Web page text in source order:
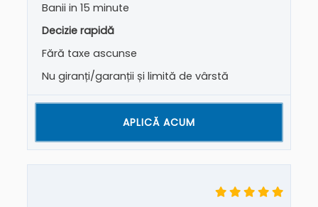
Banii in 15 minute
Decizie rapidă
Fără taxe ascunse
Nu giranți/garanții și limită de vârstă
APLICĂ ACUM